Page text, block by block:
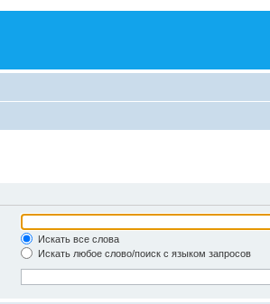
Искать все слова
Искать любое слово/поиск с языком запросов